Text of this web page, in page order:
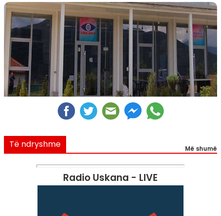
Të ndryshme Më shumë
Radio Uskana - LIVE